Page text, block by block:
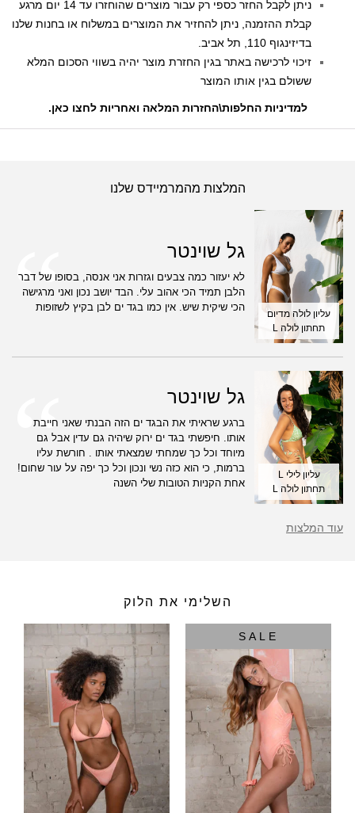
ניתן לקבל החזר כספי רק עבור מוצרים שהוחזרו עד 14 יום מרגע
קבלת ההזמנה, ניתן להחזיר את המוצרים במשלוח או בחנות שלנו
בדיזינגוף 110, תל אביב.
זיכוי לרכישה באתר בגין החזרת מוצר יהיה בשווי הסכום המלא
ששולם בגין אותו המוצר
למדיניות החלפות\החזרות המלאה ואחריות לחצו כאן.
המלצות מהמרמיידס שלנו
עליון לולה מדיום
תחתון לולה L
גל שוינטר
לא יעזור כמה צבעים וגזרות אני אנסה, בסופו של דבר
הלבן תמיד הכי אהוב עלי. הבד יושב נכון ואני מרגישה
הכי שיקית שיש. אין כמו בגד ים לבן בקיץ לשזופות
עליון לילי L
תחתון לולה L
גל שוינטר
ברגע שראיתי את הבגד ים הזה הבנתי שאני חייבת
אותו. חיפשתי בגד ים ירוק שיהיה גם עדין אבל גם
מיוחד וכל כך שמחתי שמצאתי אותו . חורשת עליו
ברמות, כי הוא כזה נשי ונכון וכל כך יפה על עור שחום!
אחת הקניות הטובות שלי השנה
עוד המלצות
השלימי את הלוק
SALE